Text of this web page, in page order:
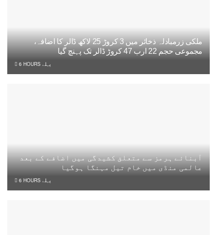
ملکی زرمبادلہ ذخائر میں 3 کروڑ 25 لاکھ ڈالر کا اضافہ،
مجموعی حجم 22 ارب 47 کروڑ ڈالر تک پہنچ گیا
6 HOURS پہلے
آبنائے ہرمز سے متعلق کشیدگی میں اضافے کے بعد
عالمی منڈی میں خام تیل مہنگا ہوگیا
6 HOURS پہلے